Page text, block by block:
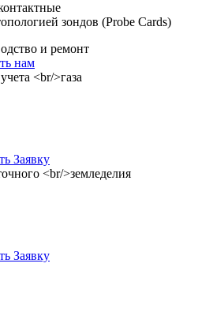
зондов (Probe Cards)
и ремонт
нам
Заявку
Заявку